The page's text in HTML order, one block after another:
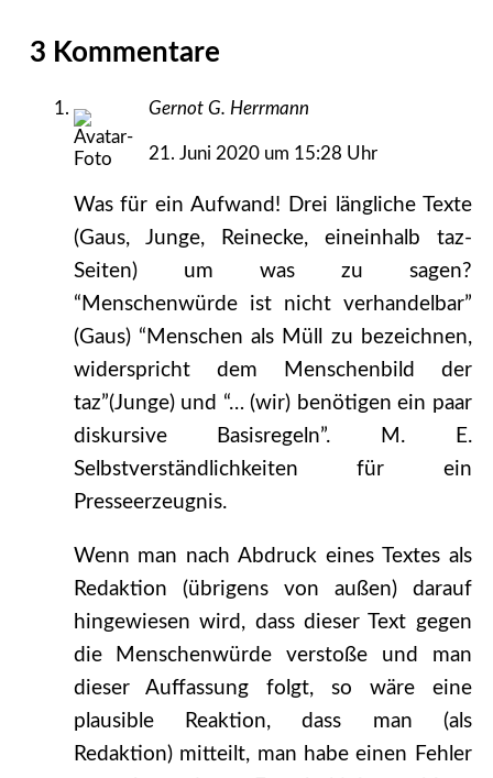
3 Kommentare
Gernot G. Herrmann
21. Juni 2020 um 15:28 Uhr
Was für ein Aufwand! Drei längliche Texte
(Gaus, Junge, Reinecke, eineinhalb taz-
Seiten) um was zu sagen?
“Menschenwürde ist nicht verhandelbar”
(Gaus) “Menschen als Müll zu bezeichnen,
widerspricht dem Menschenbild der
taz”(Junge) und “… (wir) benötigen ein paar
diskursive Basisregeln”. M. E.
Selbstverständlichkeiten für ein
Presseerzeugnis.
Wenn man nach Abdruck eines Textes als
Redaktion (übrigens von außen) darauf
hingewiesen wird, dass dieser Text gegen
die Menschenwürde verstoße und man
dieser Auffassung folgt, so wäre eine
plausible Reaktion, dass man (als
Redaktion) mitteilt, man habe einen Fehler